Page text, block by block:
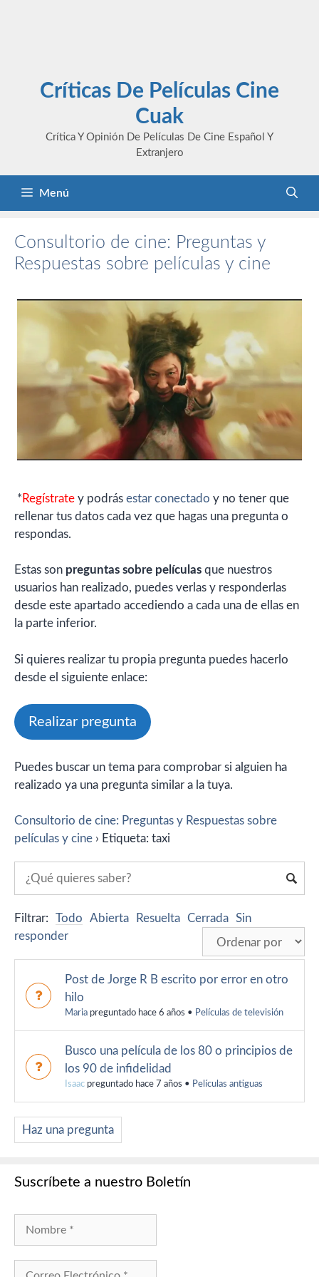
Críticas De Películas Cine
Cuak
Crítica Y Opinión De Películas De Cine Español Y
Extranjero
Menú
Consultorio de cine: Preguntas y
Respuestas sobre películas y cine
* Regístrate y podrás estar conectado y no tener que
rellenar tus datos cada vez que hagas una pregunta o
respondas.
Estas son preguntas sobre películas que nuestros
usuarios han realizado, puedes verlas y responderlas
desde este apartado accediendo a cada una de ellas en
la parte inferior.
Si quieres realizar tu propia pregunta puedes hacerlo
desde el siguiente enlace:
Realizar pregunta
Puedes buscar un tema para comprobar si alguien ha
realizado ya una pregunta similar a la tuya.
Consultorio de cine: Preguntas y Respuestas sobre
películas y cine › Etiqueta: taxi
Filtrar: Todo Abierta Resuelta Cerrada Sin
responder
Post de Jorge R B escrito por error en otro
hilo
Maria preguntado hace 6 años • Películas de televisión
Busco una película de los 80 o principios de
los 90 de infidelidad
Isaac preguntado hace 7 años • Películas antiguas
Haz una pregunta
Suscríbete a nuestro Boletín